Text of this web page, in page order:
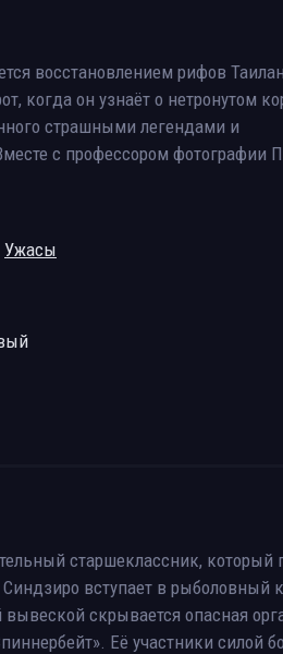
восстановлением рифов
когда он узнаёт о нетронутом
страшными легендами и
с профессором фотографии
Ужасы
старшеклассник, который
вступает в рыболовный
вывеской скрывается опасная
Её участники силой